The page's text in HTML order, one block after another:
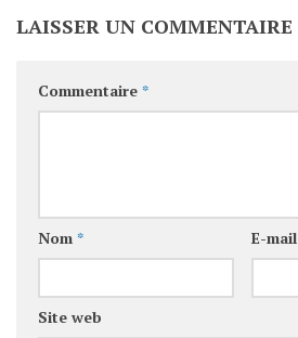
LAISSER UN COMMENTAIRE
Commentaire *
Nom * E-mail
Site web